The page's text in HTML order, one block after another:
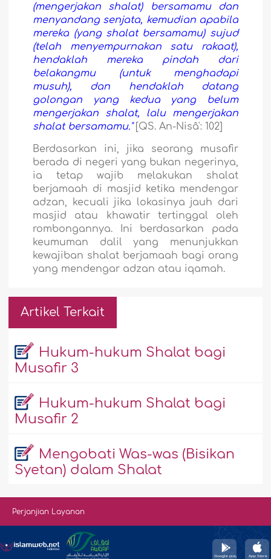
(mengerjakan shalat) bersamamu dan
menyandang senjata, kemudian apabila
mereka (yang shalat bersamamu) sujud
(telah menyempurnakan satu rakaat),
hendaklah mereka pindah dari
belakangmu (untuk menghadapi
musuh), dan hendaklah datang
golongan yang kedua yang belum
mengerjakan shalat, lalu mengerjakan
shalat bersamamu."[QS. An-Nisâ': 102]
Berdasarkan ini, jika seorang musafir
berada di negeri yang bukan negerinya,
ia tetap wajib melakukan shalat
berjamaah di masjid ketika mendengar
adzan, kecuali jika lokasinya jauh dari
masjid atau khawatir tertinggal oleh
rombongannya. Ini berdasarkan pada
keumuman dalil yang menunjukkan
kewajiban shalat berjamaah bagi orang
yang mendengar adzan atau iqamah.
Artikel Terkait
Hukum-hukum Shalat bagi
Musafir 3
Hukum-hukum Shalat bagi
Musafir 2
Mengobati Was-was (Bisikan
Syetan) dalam Shalat
Perjanjian Layanan